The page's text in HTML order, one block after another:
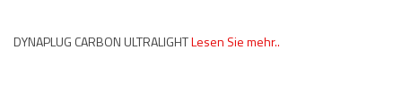
DYNAPLUG CARBON ULTRALIGHTLesen Sie mehr..